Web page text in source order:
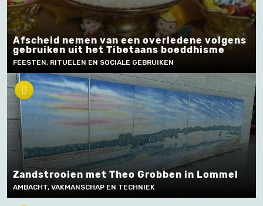
Afscheid nemen van een overledene volgens
gebruiken uit het Tibetaans boeddhisme
FEESTEN, RITUELEN EN SOCIALE GEBRUIKEN
Zandstrooien met Theo Grobben in Lommel
AMBACHT, VAKMANSCHAP EN TECHNIEK